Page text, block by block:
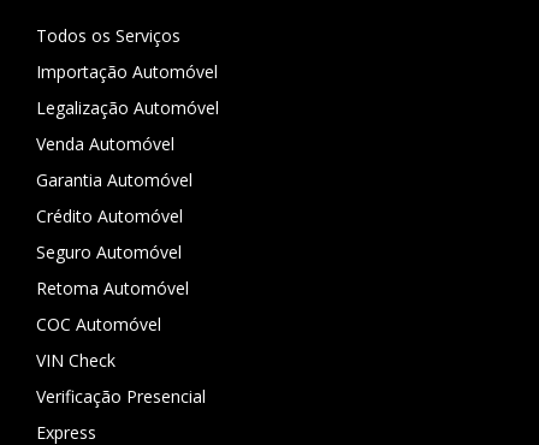
Todos os Serviços
Importação Automóvel
Legalização Automóvel
Venda Automóvel
Garantia Automóvel
Crédito Automóvel
Seguro Automóvel
Retoma Automóvel
COC Automóvel
VIN Check
Verificação Presencial
Express